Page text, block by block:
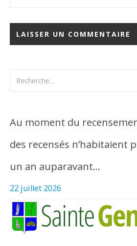
Au moment du
des recensés n’habitaient
un an auparavant…
22 juillet 2026